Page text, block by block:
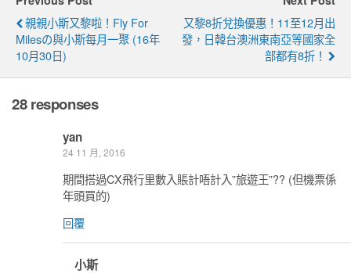
親親小斯又黎啦！Fly For
Milesの與小斯每月一聚 (16年
10月30日)
又黎8折兌換優惠！11至12月出
發，日韓台澳洲東南亞等國家全
部都有8折！
28 responses
yan
24 11 月, 2016
期間搭過CX飛行里數入賬計唔計入”旅遊王”?? (但機票係
年頭買的)
回覆
小斯